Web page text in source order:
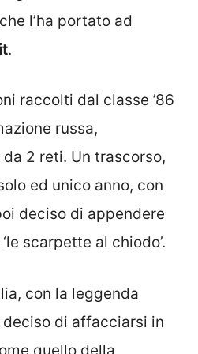
l’ha portato ad
.
raccolti dal classe ’86
russa,
2 reti. Un trascorso,
ed unico anno, con
deciso di appendere
scarpette al chiodo’.
con la leggenda
di affacciarsi in
quello della